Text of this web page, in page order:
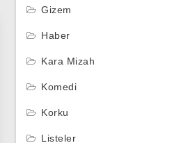
Gizem
Haber
Kara Mizah
Komedi
Korku
Listeler